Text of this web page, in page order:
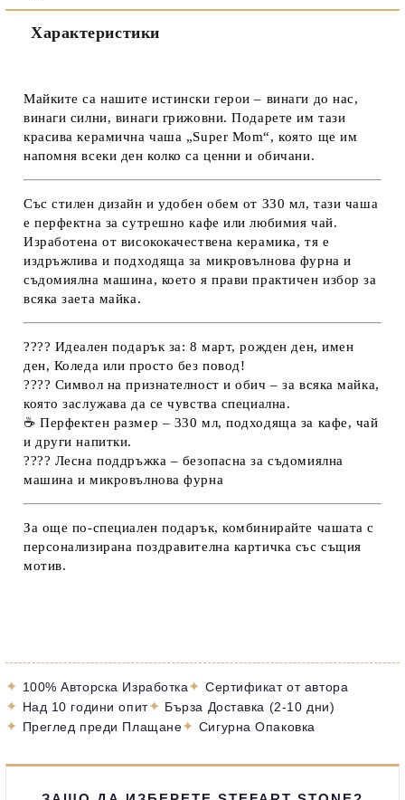
Ние ще се свържем с вас в рамките на работния ден.
Характеристики
Майките са нашите истински герои – винаги до нас,
винаги силни, винаги грижовни. Подарете им тази
красива керамична чаша „Super Mom“, която ще им
напомня всеки ден колко са ценни и обичани.
Със стилен дизайн и удобен обем от 330 мл, тази чаша
е перфектна за сутрешно кафе или любимия чай.
Изработена от висококачествена керамика, тя е
издръжлива и подходяща за микровълнова фурна и
съдомиялна машина, което я прави практичен избор за
всяка заета майка.
???? Идеален подарък за: 8 март, рожден ден, имен
ден, Коледа или просто без повод!
???? Символ на признателност и обич – за всяка майка,
която заслужава да се чувства специална.
☕Перфектен размер – 330 мл, подходяща за кафе, чай
и други напитки.
???? Лесна поддръжка – безопасна за съдомиялна
машина и микровълнова фурна
За още по-специален подарък, комбинирайте чашата с
персонализирана поздравителна картичка със същия
мотив.
✦ 100% Авторска Изработка✦ Сертификат от автора
✦ Над 10 години опит✦ Бърза Доставка (2-10 дни)
✦ Преглед преди Плащане✦ Сигурна Опаковка